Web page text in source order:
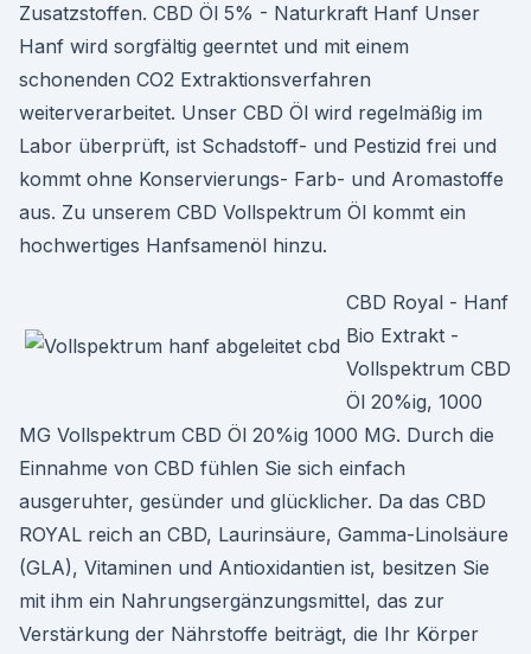
Zusatzstoffen. CBD Öl 5% - Naturkraft Hanf Unser
Hanf wird sorgfältig geerntet und mit einem
schonenden CO2 Extraktionsverfahren
weiterverarbeitet. Unser CBD Öl wird regelmäßig im
Labor überprüft, ist Schadstoff- und Pestizid frei und
kommt ohne Konservierungs- Farb- und Aromastoffe
aus. Zu unserem CBD Vollspektrum Öl kommt ein
hochwertiges Hanfsamenöl hinzu.
CBD Royal - Hanf
Bio Extrakt -
Vollspektrum CBD
Öl 20%ig, 1000
MG Vollspektrum CBD Öl 20%ig 1000 MG. Durch die
Einnahme von CBD fühlen Sie sich einfach
ausgeruhter, gesünder und glücklicher. Da das CBD
ROYAL reich an CBD, Laurinsäure, Gamma-Linolsäure
(GLA), Vitaminen und Antioxidantien ist, besitzen Sie
mit ihm ein Nahrungsergänzungsmittel, das zur
Verstärkung der Nährstoffe beiträgt, die Ihr Körper